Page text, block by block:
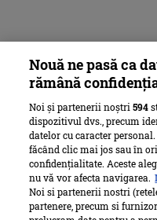
Nouă ne pasă ca
rămână
Noi și partenerii noștri594
dispozitivul dvs., precum
datelor cu caracter
făcând clic mai jos sau în
confidențialitate. Aceste
nu vă vor afecta navigarea.
Noi si partenerii nostri
partenere, precum si